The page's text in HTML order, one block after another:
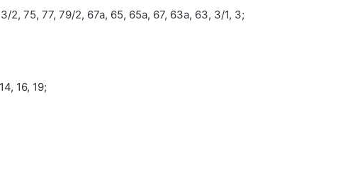
2, 75, 77, 79/2, 67а, 65, 65а, 67, 63а, 63, 3/1, 3;
16, 19;